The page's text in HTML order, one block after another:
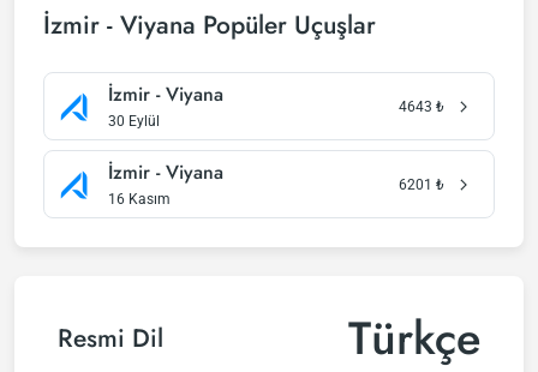
İzmir - Viyana Popüler Uçuşlar
İzmir - Viyana
30 Eylül
4643 ₺
İzmir - Viyana
16 Kasım
6201 ₺
Resmi Dil Türkçe